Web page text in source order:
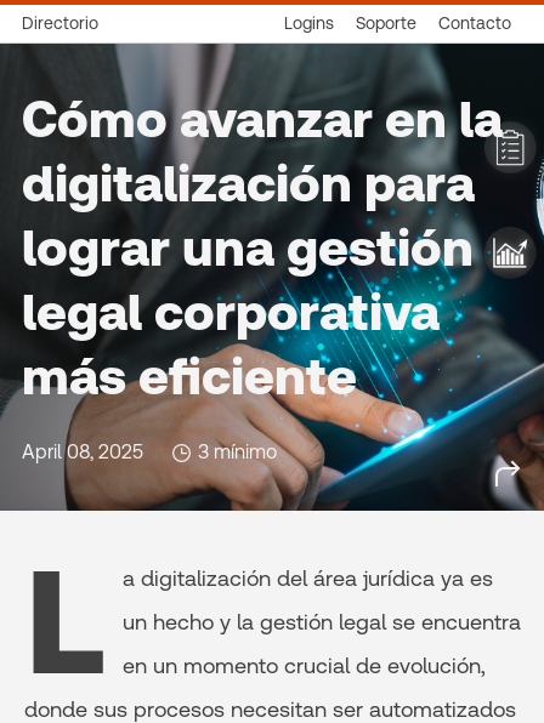
Directorio Logins Soporte Contacto
Cómo avanzar en la
digitalización para
lograr una gestión
legal corporativa
más eficiente
April 08, 2025 3 mínimo
L
a digitalización del área jurídica ya es
un hecho y la gestión legal se encuentra
en un momento crucial de evolución,
donde sus procesos necesitan ser automatizados